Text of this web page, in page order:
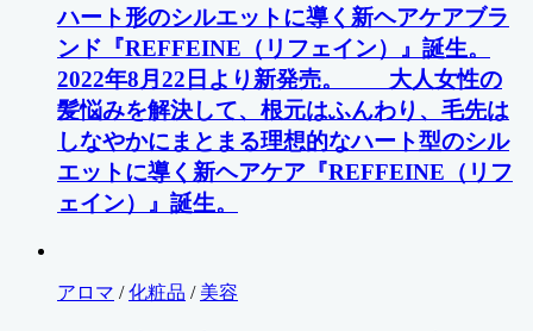
ハート形のシルエットに導く新ヘアケアブラ
ンド『REFFEINE（リフェイン）』誕生。
2022年8月22日より新発売。 大人女性の
髪悩みを解決して、根元はふんわり、毛先は
しなやかにまとまる理想的なハート型のシル
エットに導く新ヘアケア『REFFEINE（リフ
ェイン）』誕生。
アロマ /化粧品 / 美容